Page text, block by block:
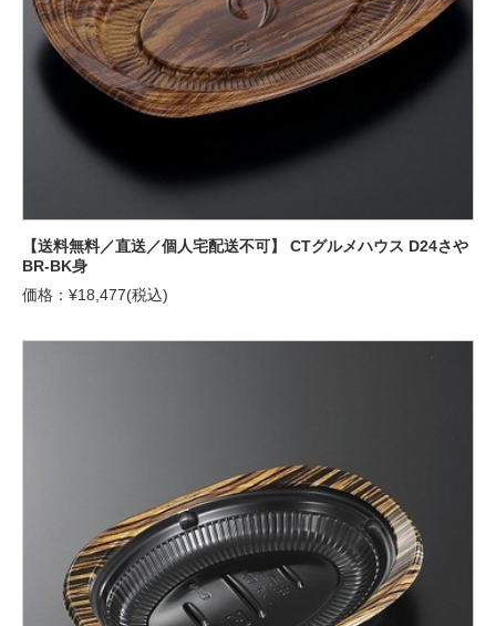
【送料無料／直送／個人宅配送不可】 CTグルメハウス D24さや
BR-BK身
価格：¥18,477(税込)